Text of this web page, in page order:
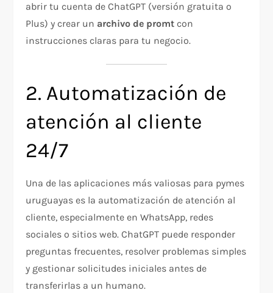
abrir tu cuenta de ChatGPT (versión gratuita o
Plus) y crear un archivo de promt con
instrucciones claras para tu negocio.
2. Automatización de
atención al cliente
24/7
Una de las aplicaciones más valiosas para pymes
uruguayas es la automatización de atención al
cliente, especialmente en WhatsApp, redes
sociales o sitios web. ChatGPT puede responder
preguntas frecuentes, resolver problemas simples
y gestionar solicitudes iniciales antes de
transferirlas a un humano.